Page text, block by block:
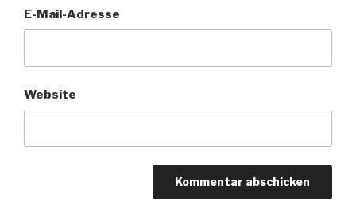
E-Mail-Adresse
Website